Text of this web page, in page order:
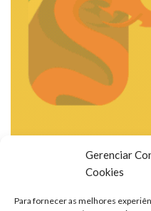
Gerenciar
Cookies
Para fornecer as melhores